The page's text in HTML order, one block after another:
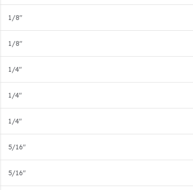
1/8″
1/8″
1/4″
1/4″
1/4″
5/16″
5/16″